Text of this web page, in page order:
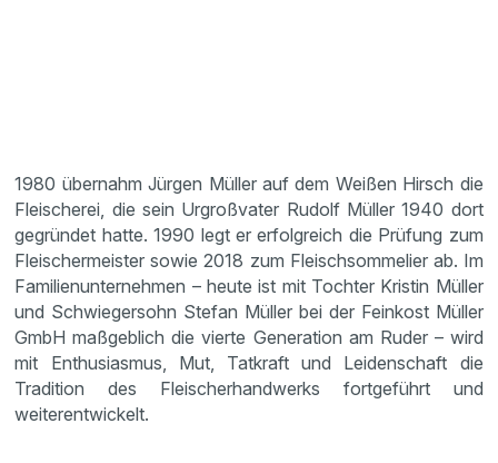
1980 übernahm Jürgen Müller auf dem Weißen Hirsch die
Fleischerei, die sein Urgroßvater Rudolf Müller 1940 dort
gegründet hatte. 1990 legt er erfolgreich die Prüfung zum
Fleischermeister sowie 2018 zum Fleischsommelier ab. Im
Familienunternehmen – heute ist mit Tochter Kristin Müller
und Schwiegersohn Stefan Müller bei der Feinkost Müller
GmbH maßgeblich die vierte Generation am Ruder – wird
mit Enthusiasmus, Mut, Tatkraft und Leidenschaft die
Tradition des Fleischerhandwerks fortgeführt und
weiterentwickelt.